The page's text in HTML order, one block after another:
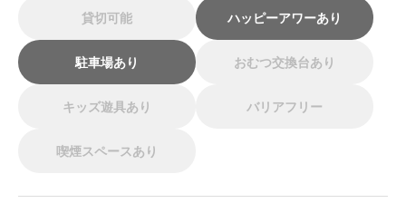
貸切可能 ハッピーアワーあり
駐車場あり おむつ交換台あり
キッズ遊具あり バリアフリー
喫煙スペースあり